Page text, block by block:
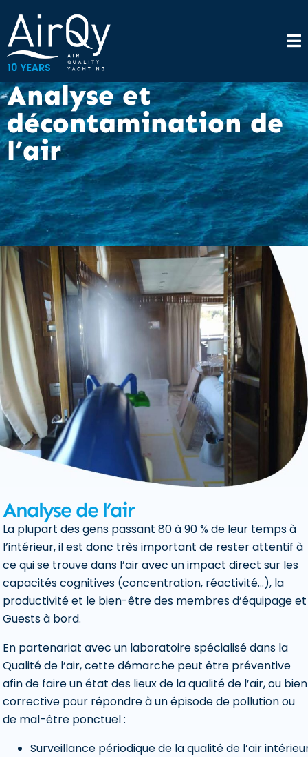
Analyse et
décontamination de
l’air
Analyse de l’air
La plupart des gens passant 80 à 90 % de leur temps à
l’intérieur, il est donc très important de rester attentif à
ce qui se trouve dans l’air avec un impact direct sur les
capacités cognitives (concentration, réactivité…), la
productivité et le bien-être des membres d’équipage et
Guests à bord.
En partenariat avec un laboratoire spécialisé dans la
Qualité de l’air, cette démarche peut être préventive
afin de faire un état des lieux de la qualité de l’air, ou bien
corrective pour répondre à un épisode de pollution ou
de mal-être ponctuel :
Surveillance périodique de la qualité de l’air